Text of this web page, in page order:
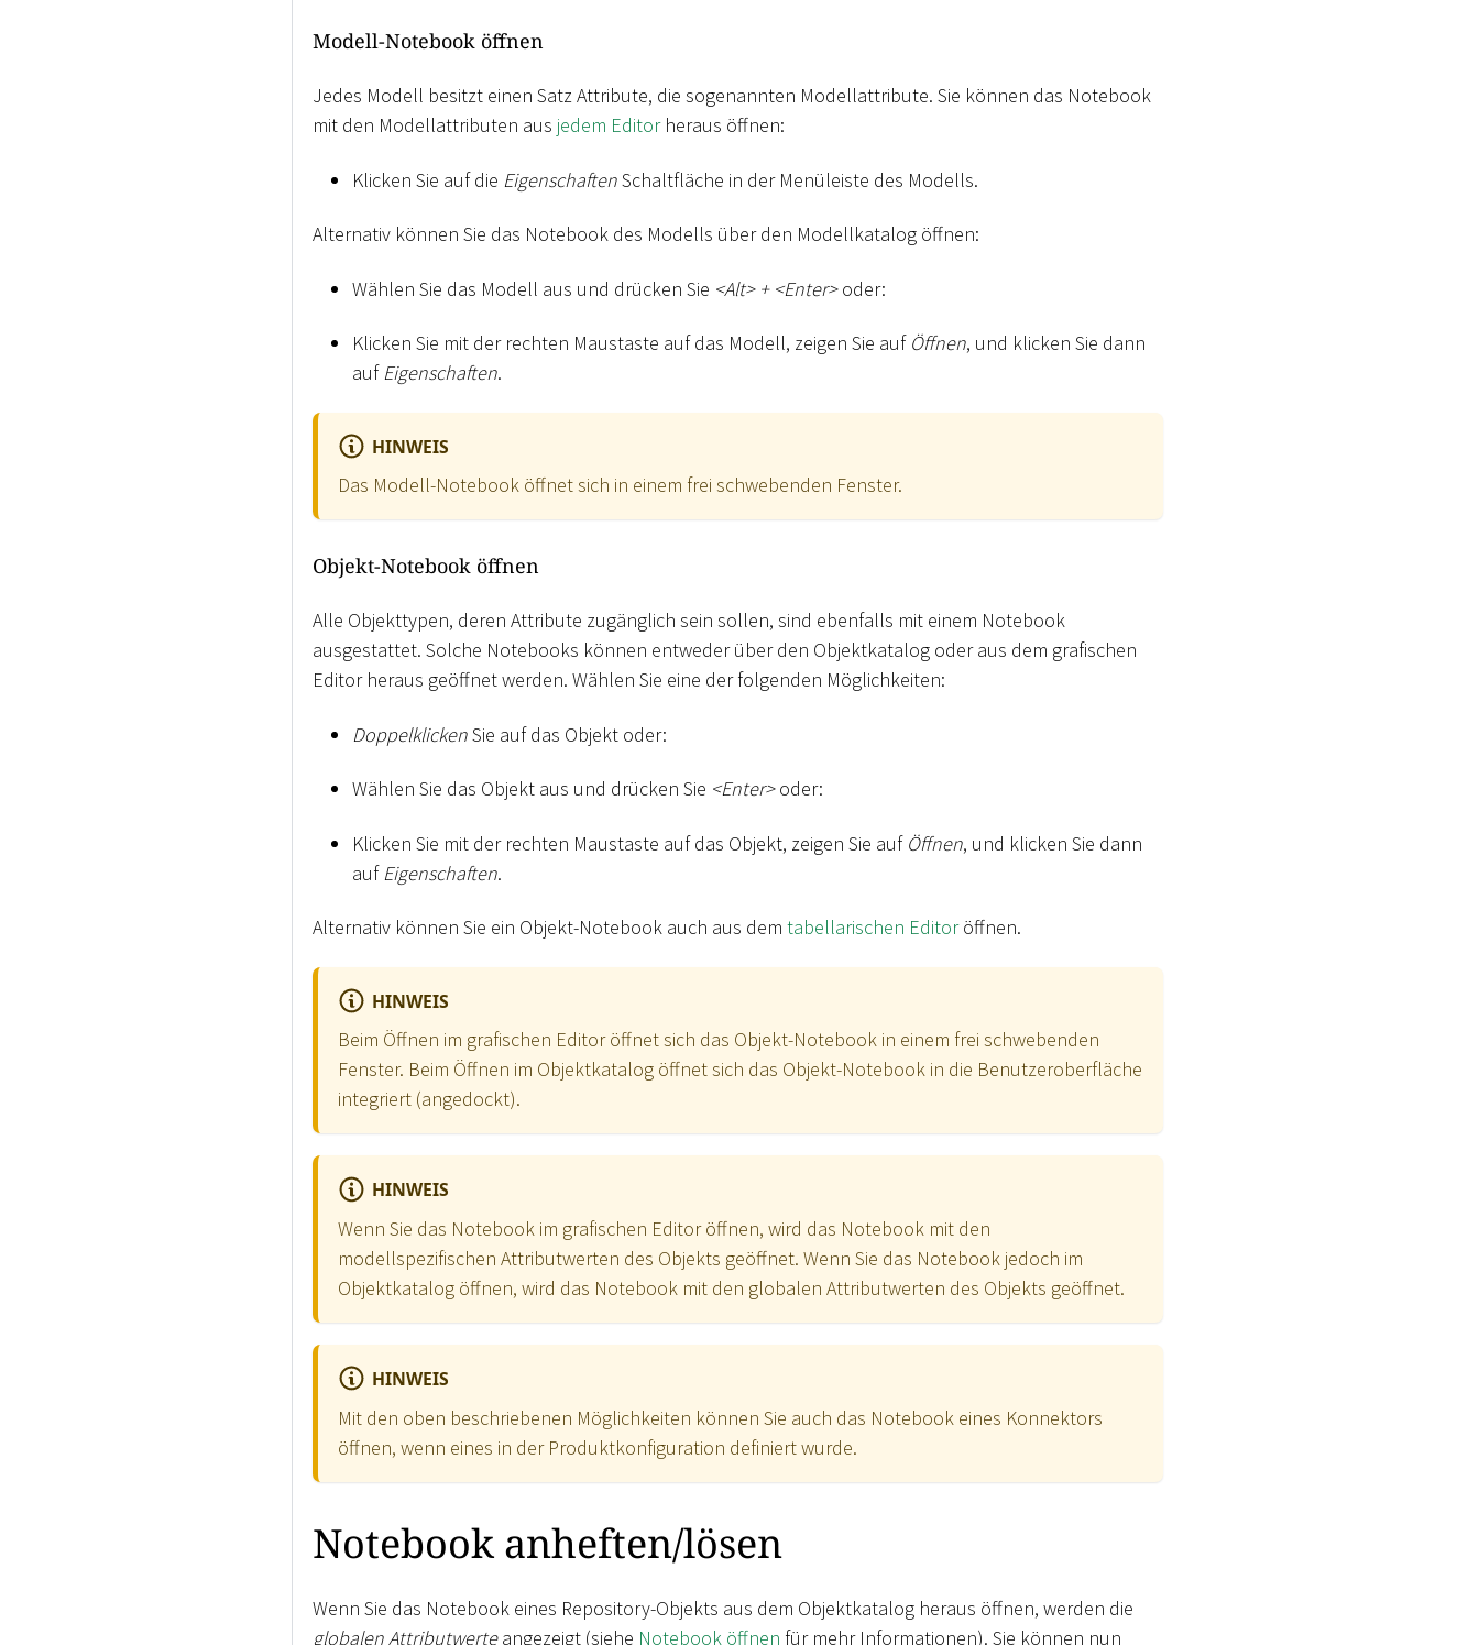
Modell-Notebook öffnen
Jedes Modell besitzt einen Satz Attribute, die sogenannten Modellattribute. Sie können das Notebook
mit den Modellattributen aus jedem Editorheraus öffnen:
Klicken Sie auf die EigenschaftenSchaltfläche in der Menüleiste des Modells.
Alternativ können Sie das Notebook des Modells über den Modellkatalog öffnen:
Wählen Sie das Modell aus und drücken Sie <Alt>+ <Enter>oder:
Klicken Sie mit der rechten Maustaste auf das Modell, zeigen Sie auf Öffnen, und klicken Sie dann
aufEigenschaften.
HINWEIS
Das Modell-Notebook öffnet sich in einem frei schwebenden Fenster.
Objekt-Notebook öffnen
Alle Objekttypen, deren Attribute zugänglich sein sollen, sind ebenfalls mit einem Notebook
ausgestattet. Solche Notebooks können entweder über den Objektkatalog oder aus dem grafischen
Editor heraus geöffnet werden. Wählen Sie eine der folgenden Möglichkeiten:
DoppelklickenSie auf das Objekt oder:
Wählen Sie das Objekt aus und drücken Sie <Enter>oder:
Klicken Sie mit der rechten Maustaste auf das Objekt, zeigen Sie auf Öffnen, und klicken Sie dann
auf Eigenschaften.
Alternativ können Sie ein Objekt-Notebook auch aus dem tabellarischen Editoröffnen.
HINWEIS
Beim Öffnen im grafischen Editor öffnet sich das Objekt-Notebook in einem frei schwebenden
Fenster. Beim Öffnen im Objektkatalog öffnet sich das Objekt-Notebook in die Benutzeroberfläche
integriert (angedockt).
HINWEIS
Wenn Sie das Notebook im grafischen Editor öffnen, wird das Notebook mit den
modellspezifischen Attributwerten des Objekts geöffnet. Wenn Sie das Notebook jedoch im
Objektkatalog öffnen, wird das Notebook mit den globalen Attributwerten des Objekts geöffnet.
HINWEIS
Mit den oben beschriebenen Möglichkeiten können Sie auch das Notebook eines Konnektors
öffnen, wenn eines in der Produktkonfiguration definiert wurde.
Notebook anheften/lösen
Wenn Sie das Notebook eines Repository-Objekts aus dem Objektkatalog heraus öffnen, werden die
globalen Attributwerteangezeigt (siehe Notebook öffnen für mehr Informationen). Sie können nun